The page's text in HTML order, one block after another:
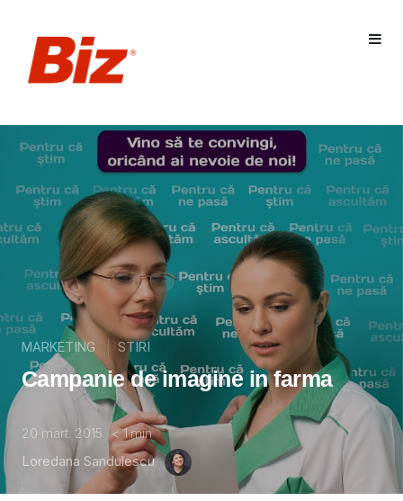
MARKETING STIRI
Campanie de imagine in farma
20 mart. 2015 < 1min
Loredana Sandulescu